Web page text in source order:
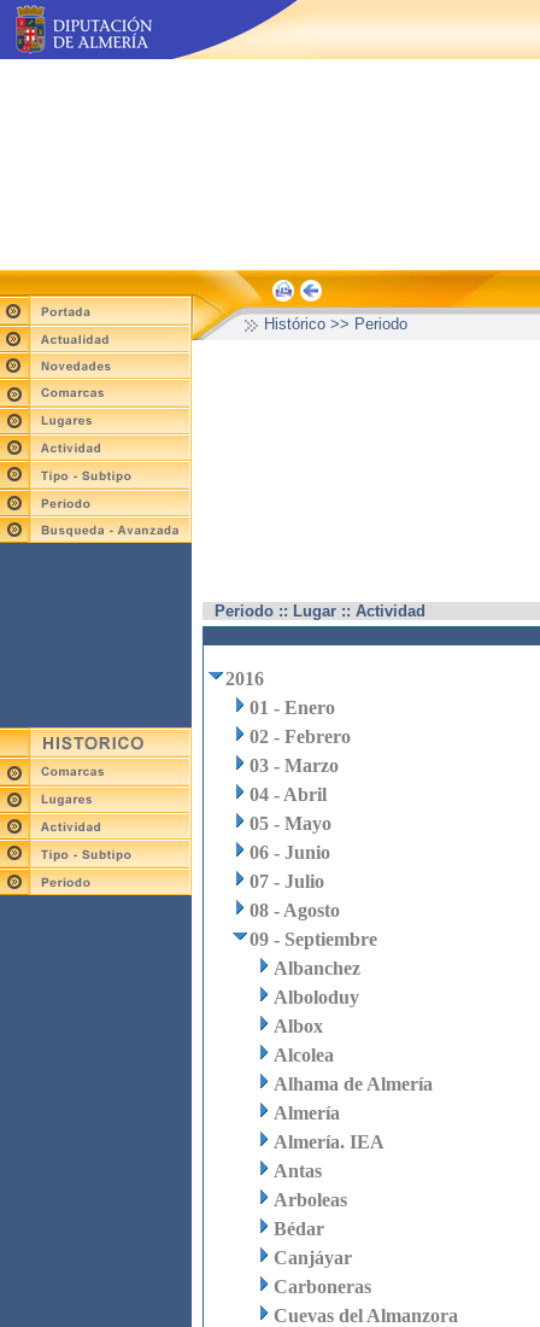
Histórico >> Periodo
Periodo :: Lugar :: Actividad
2016
01 - Enero
02 - Febrero
03 - Marzo
04 - Abril
05 - Mayo
06 - Junio
07 - Julio
08 - Agosto
09 - Septiembre
Albanchez
Alboloduy
Albox
Alcolea
Alhama de Almería
Almería
Almería. IEA
Antas
Arboleas
Bédar
Canjáyar
Carboneras
Cuevas del Almanzora